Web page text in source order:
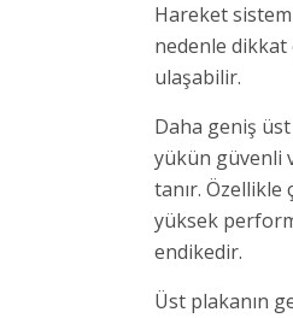
Hareket
nedenle dikkat
ulaşabilir.
Daha geniş
yükün güvenli
tanır. Özellikle
yüksek
endikedir.
Üst plakanın